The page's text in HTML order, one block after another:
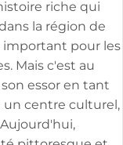
riche qui
la région de
important pour les
Mais c'est au
essor en tant
un centre culturel,